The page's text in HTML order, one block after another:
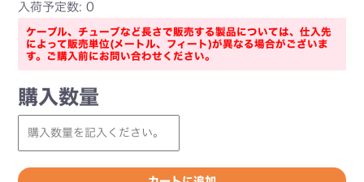
入荷予定数: 0
ケーブル、チューブなど長さで販売する製品については、仕入先
によって販売単位(メートル、フィート)が異なる場合がございま
す。ご購入前にお問い合わせください。
購入数量